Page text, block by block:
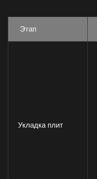
Этап
Укладка плит